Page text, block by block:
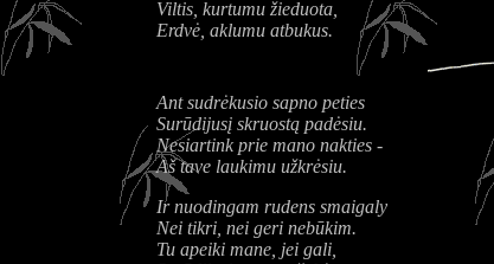
Viltis, kurtumu žieduota,
Erdvė, aklumu atbukus.
Ant sudrėkusio sapno peties
Surūdijusį skruostą padėsiu.
Nesiartink prie mano nakties -
Aš tave laukimu užkrėsiu.
Ir nuodingam rudens smaigaly
Nei tikri, nei geri nebūkim.
Tu apeiki mane, jei gali,